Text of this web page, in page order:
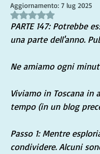
Aggiornamento: 7 lug 2025
Valutazione NaN stelle
PARTE 147: Potrebbe
una parte dell'anno.
Ne amiamo ogni
Viviamo in Toscana
tempo (in un blog
Passo 1: Mentre
condividere. Alcuni